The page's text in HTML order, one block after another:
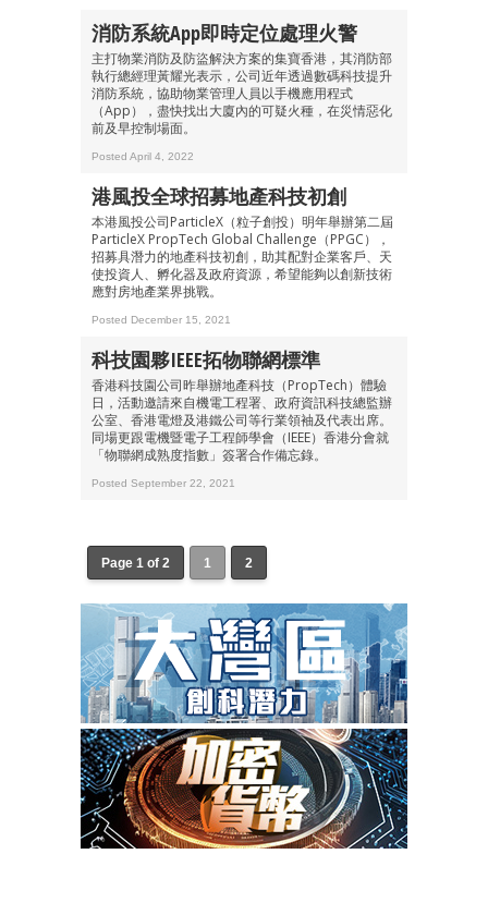
消防系統App即時定位處理火警
主打物業消防及防盜解決方案的集寶香港，其消防部
執行總經理黃耀光表示，公司近年透過數碼科技提升
消防系統，協助物業管理人員以手機應用程式
（App），盡快找出大廈內的可疑火種，在災情惡化
前及早控制場面。
Posted April 4, 2022
港風投全球招募地產科技初創
本港風投公司ParticleX（粒子創投）明年舉辦第二屆
ParticleX PropTech Global Challenge（PPGC），
招募具潛力的地產科技初創，助其配對企業客戶、天
使投資人、孵化器及政府資源，希望能夠以創新技術
應對房地產業界挑戰。
Posted December 15, 2021
科技園夥IEEE拓物聯網標準
香港科技園公司昨舉辦地產科技（PropTech）體驗
日，活動邀請來自機電工程署、政府資訊科技總監辦
公室、香港電燈及港鐵公司等行業領袖及代表出席。
同場更跟電機暨電子工程師學會（IEEE）香港分會就
「物聯網成熟度指數」簽署合作備忘錄。
Posted September 22, 2021
Page 1 of 2 1 2